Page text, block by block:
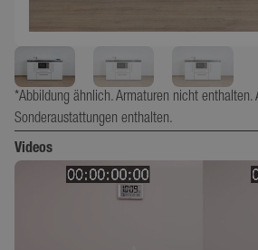
*Abbildung ähnlich. Armaturen nicht enthalten.
Sonderaustattungen enthalten.
Videos